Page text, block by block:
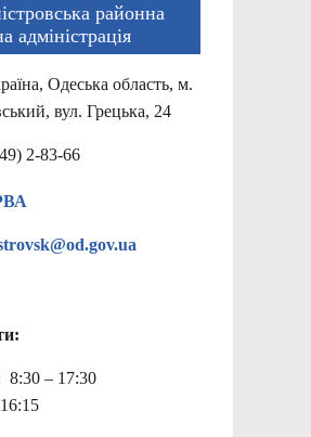
районна
адміністрація
Одеська область, м.
вул. Грецька, 24
2-83-66
8:30 – 17:30